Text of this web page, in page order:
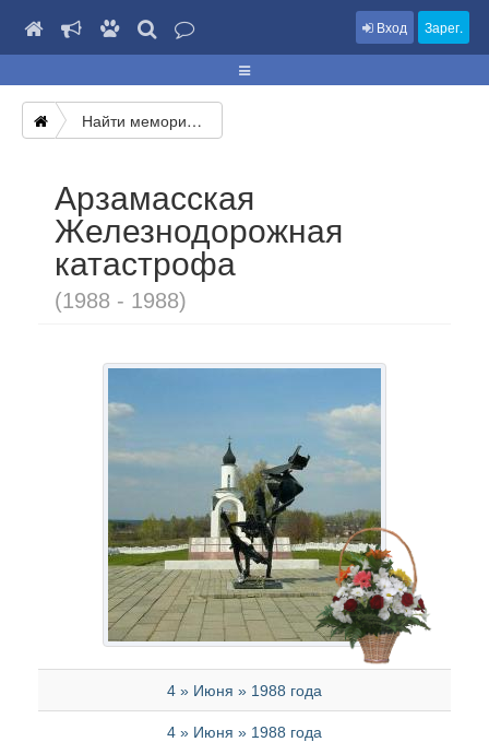
Вход Зарег.
Найти мемориал
Арзамасская
Железнодорожная
катастрофа
(1988 - 1988)
4 » Июня » 1988 года
4 » Июня » 1988 года